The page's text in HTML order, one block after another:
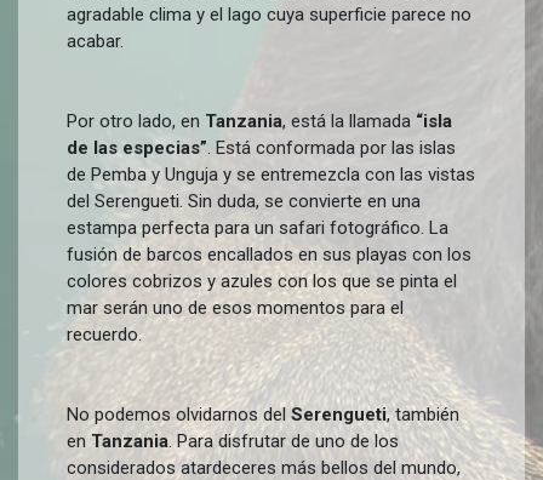
agradable clima y el lago cuya superficie parece no
acabar.
Por otro lado, en Tanzania, está la llamada “isla
de las especias”. Está conformada por las islas
de Pemba y Unguja y se entremezcla con las vistas
del Serengueti. Sin duda, se convierte en una
estampa perfecta para un safari fotográfico. La
fusión de barcos encallados en sus playas con los
colores cobrizos y azules con los que se pinta el
mar serán uno de esos momentos para el
recuerdo.
No podemos olvidarnos del Serengueti, también
en Tanzania. Para disfrutar de uno de los
considerados atardeceres más bellos del mundo,